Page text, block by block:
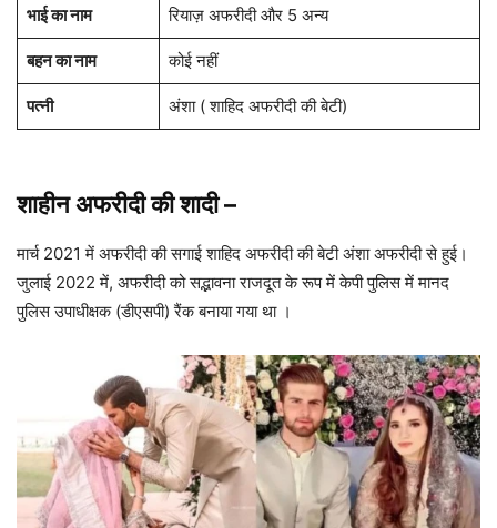
भाई का नाम रियाज़ अफरीदी और 5 अन्य
बहन का नाम कोई नहीं
पत्नी अंशा ( शाहिद अफरीदी की बेटी)
शाहीन अफरीदी की शादी–
मार्च 2021 में अफरीदी की सगाई शाहिद अफरीदी की बेटी अंशा अफरीदी से हुई।
जुलाई 2022 में, अफरीदी को सद्भावना राजदूत के रूप में केपी पुलिस में मानद
पुलिस उपाधीक्षक (डीएसपी) रैंक बनाया गया था ।